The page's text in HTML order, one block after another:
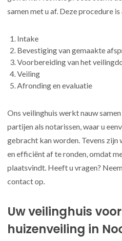
samen met u af. Deze procedure
Intake
Bevestiging van gemaakte
Voorbereiding van het
Veiling
Afronding en evaluatie
Ons veilinghuis werkt nauw
partijen als notarissen, waar u
gebracht kan worden. Tevens zijn
en efficiënt af te ronden, omdat
plaatsvindt. Heeft u vragen?
contact op.
Uw veilinghuis
huizenveiling in